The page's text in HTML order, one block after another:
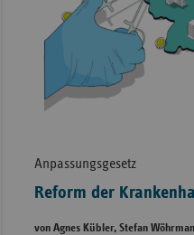
Anpassungsgesetz
Reform der
von Agnes Kübler, Stefan